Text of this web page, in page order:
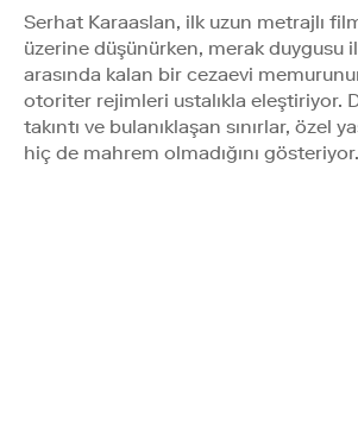
Serhat Karaaslan, ilk uzun metrajlı
üzerine düşünürken, merak duygusu
arasında kalan bir cezaevi
otoriter rejimleri ustalıkla eleştiriyor.
takıntı ve bulanıklaşan sınırlar, özel
hiç de mahrem olmadığını gösteriyor.